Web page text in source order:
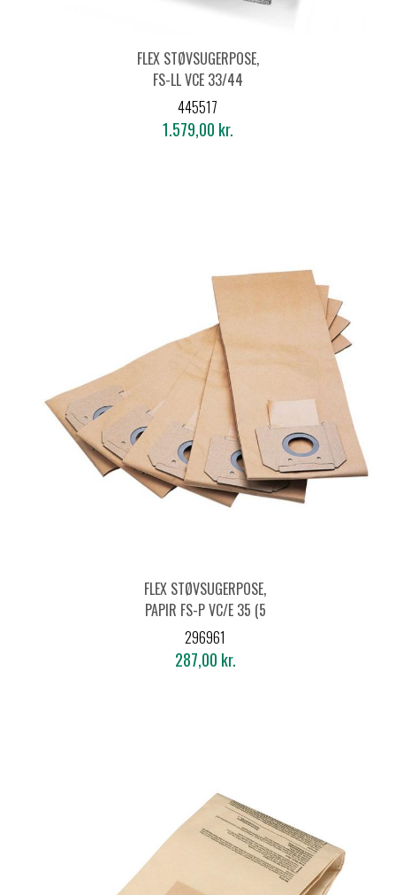
FLEX STØVSUGERPOSE,
FS-LL VCE 33/44
445517
1.579,00 kr.
FLEX STØVSUGERPOSE,
PAPIR FS-P VC/E 35 (5
STK.)
296961
287,00 kr.